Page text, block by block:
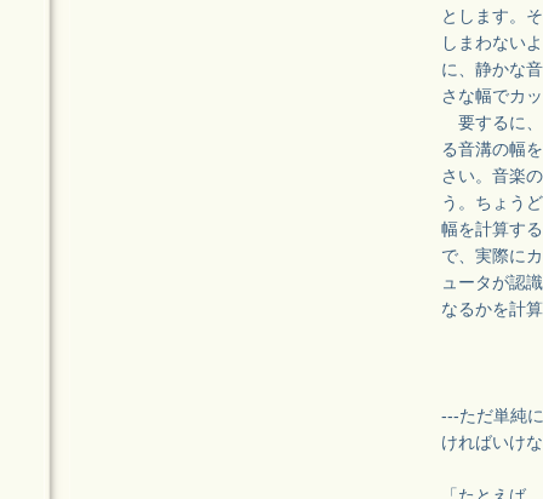
とします。
しまわない
に、静かな
さな幅でカ
要するに、
る音溝の幅
さい。音楽
う。ちょう
幅を計算す
で、実際に
ュータが認
なるかを計
---ただ単純
ければいけ